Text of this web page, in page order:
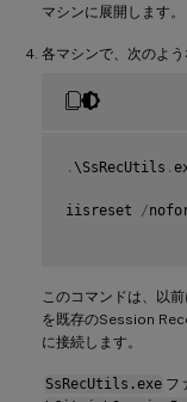
マシンに展開します。
各マシンで、次のよ
. \SsRecUtils .
iisreset /
このコマンドは、以
を既存のSession
に接続します。
SsRecUtils.exe フ